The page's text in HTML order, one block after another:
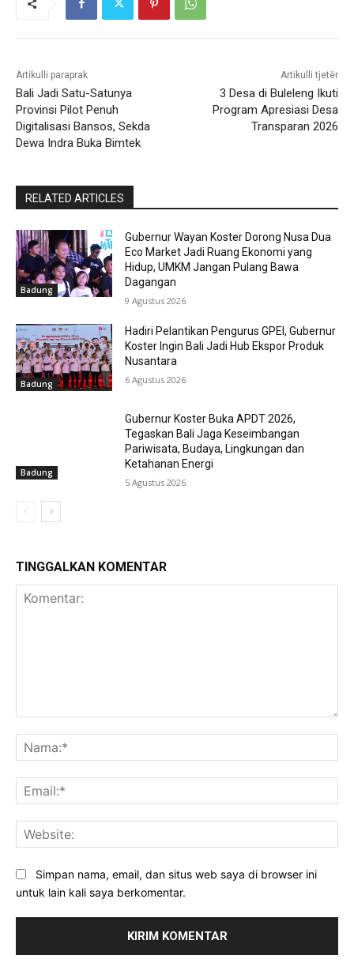
Artikulli paraprak
Bali Jadi Satu-Satunya
Provinsi Pilot Penuh
Digitalisasi Bansos, Sekda
Dewa Indra Buka Bimtek
Artikulli tjetër
3 Desa di Buleleng Ikuti
Program Apresiasi Desa
Transparan 2026
RELATED ARTICLES
Badung
Gubernur Wayan Koster Dorong Nusa Dua
Eco Market Jadi Ruang Ekonomi yang
Hidup, UMKM Jangan Pulang Bawa
Dagangan
9 Agustus 2026
Badung
Hadiri Pelantikan Pengurus GPEI, Gubernur
Koster Ingin Bali Jadi Hub Ekspor Produk
Nusantara
6 Agustus 2026
Badung
Gubernur Koster Buka APDT 2026,
Tegaskan Bali Jaga Keseimbangan
Pariwisata, Budaya, Lingkungan dan
Ketahanan Energi
5 Agustus 2026
TINGGALKAN KOMENTAR
Simpan nama, email, dan situs web saya di browser ini
untuk lain kali saya berkomentar.